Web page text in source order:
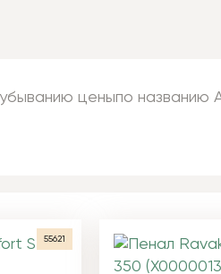
ценыпо названию
55621